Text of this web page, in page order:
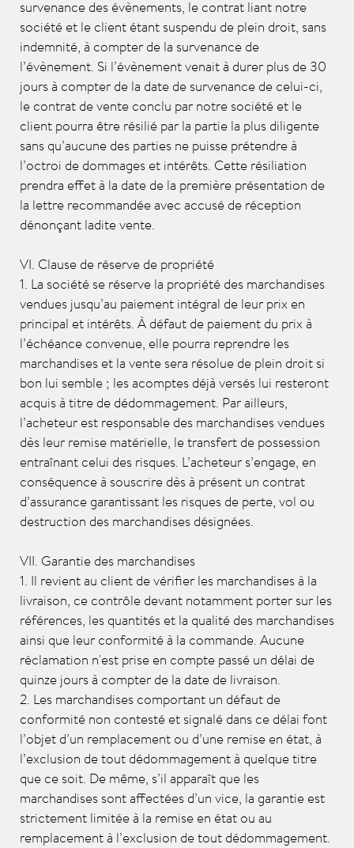
survenance des évènements, le contrat liant notre
société et le client étant suspendu de plein droit, sans
indemnité, à compter de la survenance de
l’évènement. Si l’évènement venait à durer plus de 30
jours à compter de la date de survenance de celui-ci,
le contrat de vente conclu par notre société et le
client pourra être résilié par la partie la plus diligente
sans qu’aucune des parties ne puisse prétendre à
l’octroi de dommages et intérêts. Cette résiliation
prendra effet à la date de la première présentation de
la lettre recommandée avec accusé de réception
dénonçant ladite vente.
VI. Clause de réserve de propriété
1. La société se réserve la propriété des marchandises
vendues jusqu’au paiement intégral de leur prix en
principal et intérêts. À défaut de paiement du prix à
l’échéance convenue, elle pourra reprendre les
marchandises et la vente sera résolue de plein droit si
bon lui semble ; les acomptes déjà versés lui resteront
acquis à titre de dédommagement. Par ailleurs,
l’acheteur est responsable des marchandises vendues
dès leur remise matérielle, le transfert de possession
entraînant celui des risques. L’acheteur s’engage, en
conséquence à souscrire dès à présent un contrat
d’assurance garantissant les risques de perte, vol ou
destruction des marchandises désignées.
VII. Garantie des marchandises
1. Il revient au client de vérifier les marchandises à la
livraison, ce contrôle devant notamment porter sur les
références, les quantités et la qualité des marchandises
ainsi que leur conformité à la commande. Aucune
réclamation n'est prise en compte passé un délai de
quinze jours à compter de la date de livraison.
2. Les marchandises comportant un défaut de
conformité non contesté et signalé dans ce délai font
l’objet d’un remplacement ou d’une remise en état, à
l’exclusion de tout dédommagement à quelque titre
que ce soit. De même, s’il apparaît que les
marchandises sont affectées d’un vice, la garantie est
strictement limitée à la remise en état ou au
remplacement à l’exclusion de tout dédommagement.